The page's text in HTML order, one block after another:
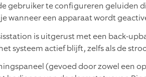
gebruiker te configureren geluiden
wanneer een apparaat wordt
is uitgerust met een back-
systeem actief blijft, zelfs als de
(gevoed door zowel een